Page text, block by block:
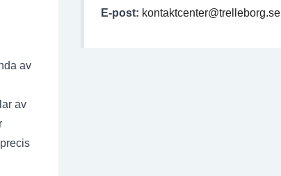
av
av
E-post: kontaktcenter@trelleborg.se